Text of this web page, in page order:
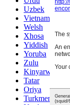
Uzbek
Vietnamese
Welsh
Xhosa
Yiddish
Yoruba
Zulu
Kinyarwanda
Tatar
Oriya
Turkmen